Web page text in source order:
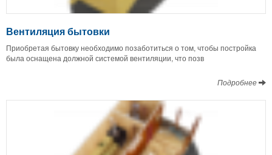
Вентиляция бытовки
Приобретая бытовку необходимо позаботиться о том, чтобы постройка
была оснащена должной системой вентиляции, что позв
Подробнее